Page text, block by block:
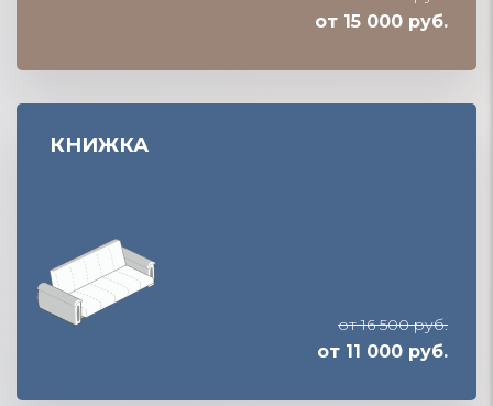
от 15 000 руб.
КНИЖКА
от 16 500 руб.
от 11 000 руб.